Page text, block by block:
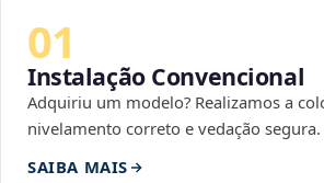
01
Instalação Convencional
Adquiriu um modelo? Realizamos a
nivelamento correto e vedação segura.
SAIBA MAIS